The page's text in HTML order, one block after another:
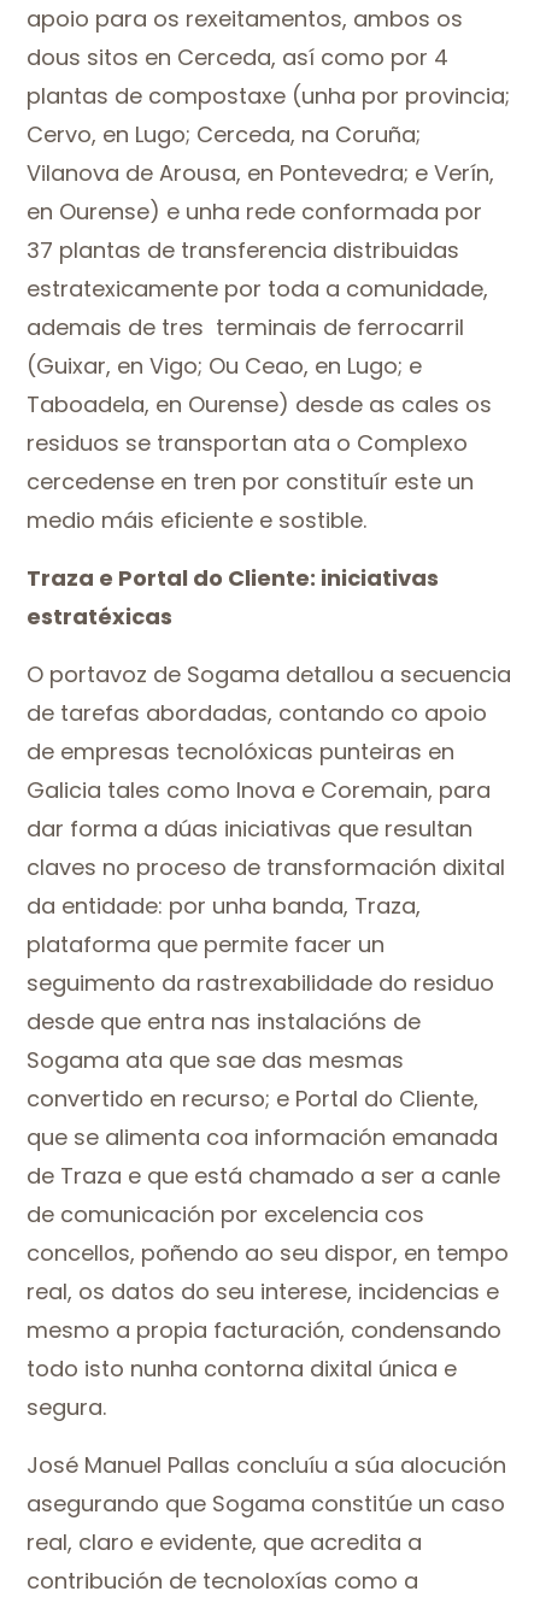
apoio para os rexeitamentos, ambos os
dous sitos en Cerceda, así como por 4
plantas de compostaxe (unha por provincia;
Cervo, en Lugo; Cerceda, na Coruña;
Vilanova de Arousa, en Pontevedra; e Verín,
en Ourense) e unha rede conformada por
37 plantas de transferencia distribuidas
estratexicamente por toda a comunidade,
ademais de tres terminais de ferrocarril
(Guixar, en Vigo; Ou Ceao, en Lugo; e
Taboadela, en Ourense) desde as cales os
residuos se transportan ata o Complexo
cercedense en tren por constituír este un
medio máis eficiente e sostible.
Traza e Portal do Cliente: iniciativas
estratéxicas
O portavoz de Sogama detallou a secuencia
de tarefas abordadas, contando co apoio
de empresas tecnolóxicas punteiras en
Galicia tales como Inova e Coremain, para
dar forma a dúas iniciativas que resultan
claves no proceso de transformación dixital
da entidade: por unha banda, Traza,
plataforma que permite facer un
seguimento da rastrexabilidade do residuo
desde que entra nas instalacións de
Sogama ata que sae das mesmas
convertido en recurso; e Portal do Cliente,
que se alimenta coa información emanada
de Traza e que está chamado a ser a canle
de comunicación por excelencia cos
concellos, poñendo ao seu dispor, en tempo
real, os datos do seu interese, incidencias e
mesmo a propia facturación, condensando
todo isto nunha contorna dixital única e
segura.
José Manuel Pallas concluíu a súa alocución
asegurando que Sogama constitúe un caso
real, claro e evidente, que acredita a
contribución de tecnoloxías como a